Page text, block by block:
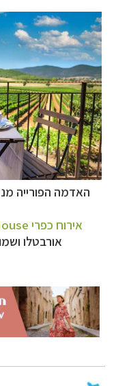
האדמה הפורייה
אירוח כפרי Poggiolivi Country House
אורבטלו
קרוזים